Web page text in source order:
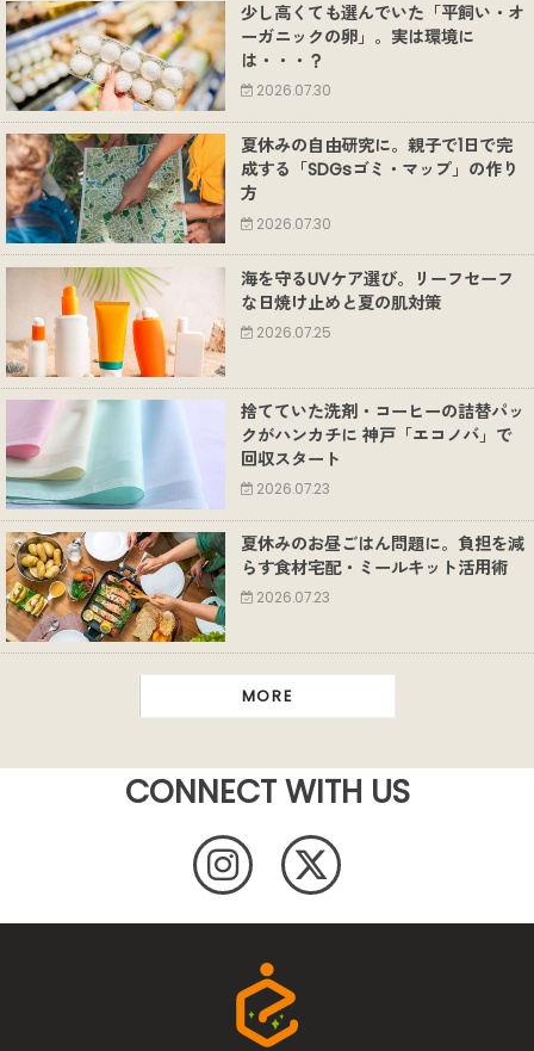
少し高くても選んでいた「平飼い・オ
ーガニックの卵」。実は環境に
は・・・？
2026.07.30
夏休みの自由研究に。親子で1日で完
成する「SDGsゴミ・マップ」の作り
方
2026.07.30
海を守るUVケア選び。リーフセーフ
な日焼け止めと夏の肌対策
2026.07.25
捨てていた洗剤・コーヒーの詰替パッ
クがハンカチに 神戸「エコノバ」で
回収スタート
2026.07.23
夏休みのお昼ごはん問題に。負担を減
らす食材宅配・ミールキット活用術
2026.07.23
MORE
CONNECT WITH US